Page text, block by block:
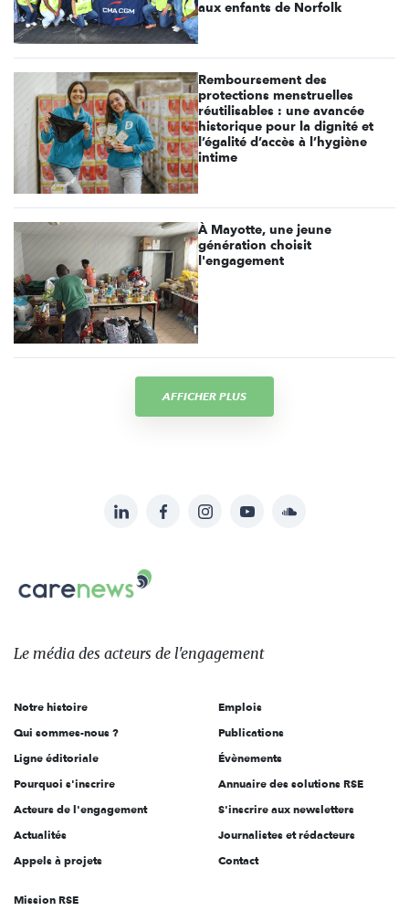
aux enfants de Norfolk
Remboursement des
protections menstruelles
réutilisables : une avancée
historique pour la dignité et
l’égalité d’accès à l’hygiène
intime
À Mayotte, une jeune
génération choisit
l'engagement
AFFICHER PLUS
sur:
LinkedInFacebookInstagramYouTubeSoundcloud
Le
des
l'engagement
Le média des acteurs de l'engagement
Notre histoire
Qui sommes-nous ?
Ligne éditoriale
Pourquoi s'inscrire
Acteurs de l'engagement
Actualités
Appels à projets
Emplois
Publications
Évènements
Annuaire des solutions RSE
S'inscrire aux newsletters
Journalistes et rédacteurs
Contact
Mission RSE